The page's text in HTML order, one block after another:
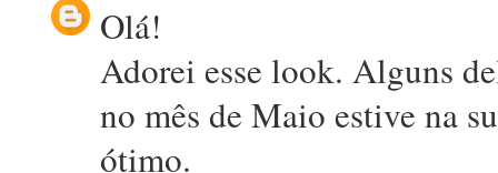
Olá!
Adorei esse look. Alguns
no mês de Maio estive na
ótimo.